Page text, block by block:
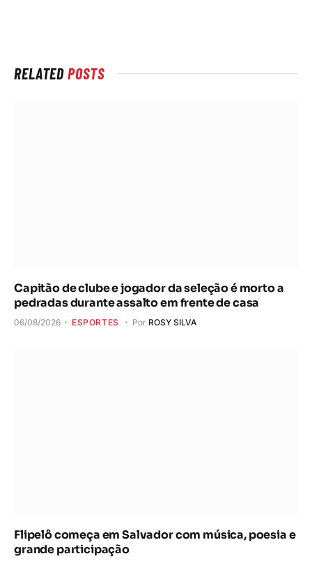
RELATEDPOSTS
Capitão de clube e jogador da seleção é morto a
pedradas durante assalto em frente de casa
06/08/2026 ESPORTES Por ROSY SILVA
Flipelô começa em Salvador com música, poesia e
grande participação